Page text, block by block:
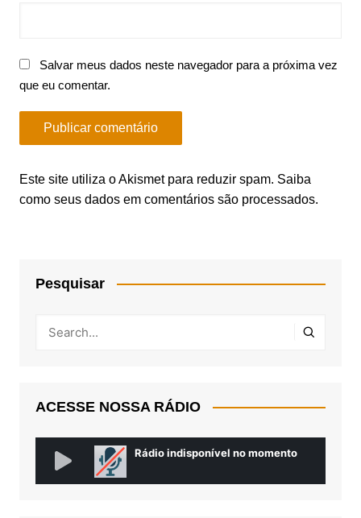
Salvar meus dados neste navegador para a próxima vez
que eu comentar.
Este site utiliza o Akismet para reduzir spam. Saiba
como seus dados em comentários são processados.
Pesquisar
ACESSE NOSSA RÁDIO